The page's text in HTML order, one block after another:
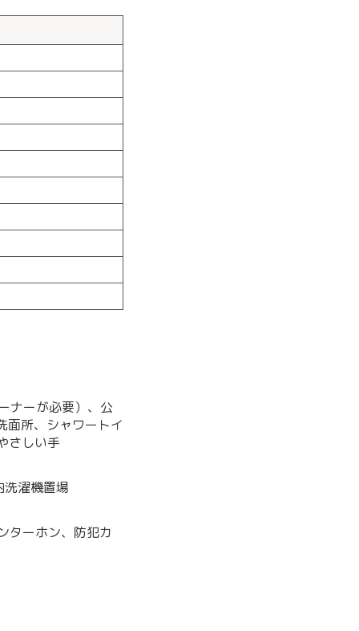
ナーが必要）、公
面所、シャワートイ
さしい手
濯機置場
ターホン、防犯カ